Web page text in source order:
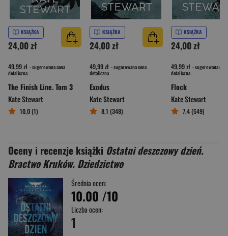
KSIĄŻKA
24,00 zł
49,99 zł - sugerowana cena
detaliczna
The Finish Line. Tom 3
Kate Stewart
10,0 (1)
KSIĄŻKA
24,00 zł
49,99 zł - sugerowana cena
detaliczna
Exodus
Kate Stewart
8,1 (348)
KSIĄŻKA
24,00 zł
49,99 zł - sugerowana cena
detaliczna
Flock
Kate Stewart
7,4 (549)
Oceny i recenzje książki Ostatni deszczowy dzień.
Bractwo Kruków. Dziedzictwo
Średnia ocen:
10.00 /10
Liczba ocen:
1